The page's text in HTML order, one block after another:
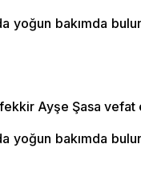
bakımda
Ayşe Şasa vefat
bakımda